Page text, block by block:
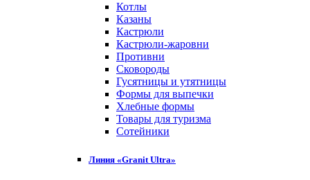
Котлы
Казаны
Кастрюли
Кастрюли-жаровни
Противни
Сковороды
Гусятницы и утятницы
Формы для выпечки
Хлебные формы
Товары для туризма
Сотейники
Линия «Granit Ultra»